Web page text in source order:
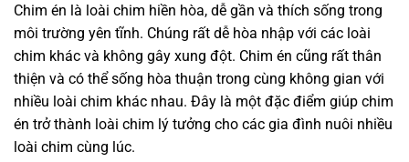
Chim én là loài chim hiền hòa, dễ gần và thích sống trong
môi trường yên tĩnh. Chúng rất dễ hòa nhập với các loài
chim khác và không gây xung đột. Chim én cũng rất thân
thiện và có thể sống hòa thuận trong cùng không gian với
nhiều loài chim khác nhau. Đây là một đặc điểm giúp chim
én trở thành loài chim lý tưởng cho các gia đình nuôi nhiều
loài chim cùng lúc.